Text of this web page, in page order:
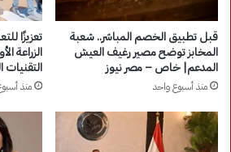
قبل تطبيق الخصم المباشر.. شعبة
المخابز توضح مصير رغيف العيش
المدعم| خاص – مصر نيوز
منذ أسبوع واحد
تعزيزًا
الزراعة
التقنيات
منذ